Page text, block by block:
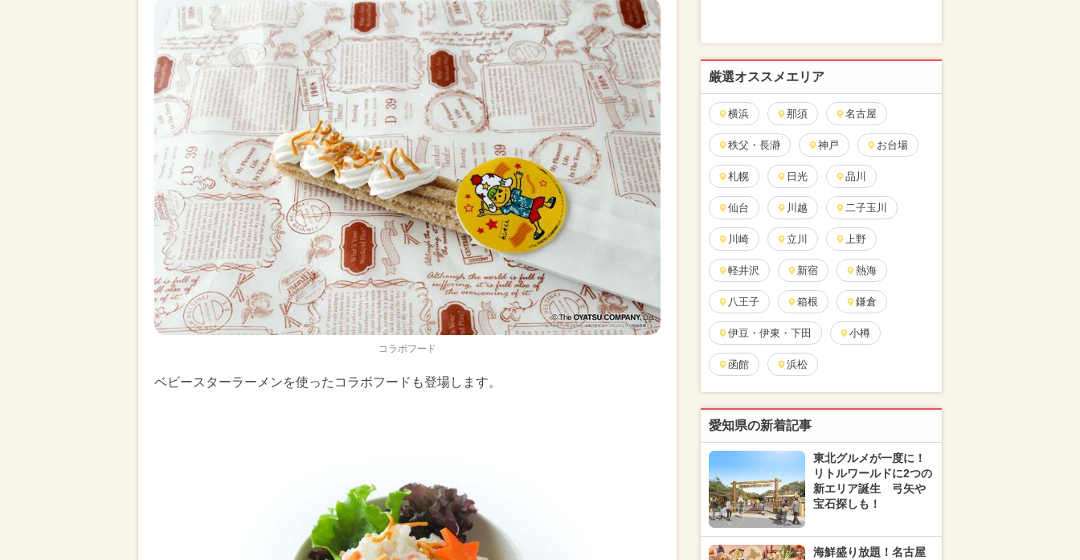
コラボフード
ベビースターラーメンを使ったコラボフードも登場します。
厳選オススメエリア
横浜 那須 名古屋
秩父・長瀞 神戸 お台場
札幌 日光 品川
仙台 川越 二子玉川
川崎 立川 上野
軽井沢 新宿 熱海
八王子 箱根 鎌倉
伊豆・伊東・下田 小樽
函館 浜松
愛知県の新着記事
東北グルメが一度に！
リトルワールドに2つの
新エリア誕生 弓矢や
宝石探しも！
海鮮盛り放題！名古屋